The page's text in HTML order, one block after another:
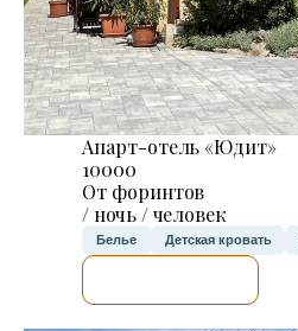
Апарт-отель «Юдит»
10000
От форинтов
/ ночь / человек
Белье Детская кровать